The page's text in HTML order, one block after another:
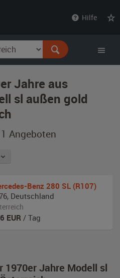
Hilfe
Jahre aus
sl außen gold
Angeboten
1970er Jahre Modell sl
Benz 280 SL (R107)
, Deutschland
EUR / Tag